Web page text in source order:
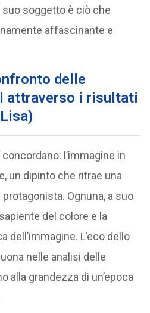
suo soggetto è ciò che
affascinante e
delle
attraverso i risultati
concordano: l’immagine in
un dipinto che ritrae una
Ognuna, a suo
del colore e la
dell’immagine. L’eco dello
nelle analisi delle
alla grandezza di un’epoca